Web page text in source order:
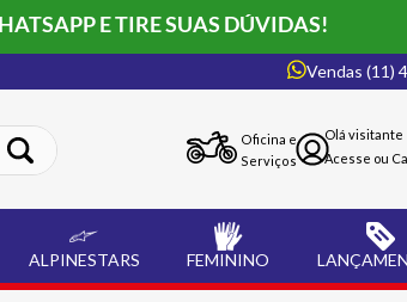
E TIRE SUAS DÚVIDAS!
Vendas (11)
Oficina e
Serviços
ALPINESTARS FEMININO